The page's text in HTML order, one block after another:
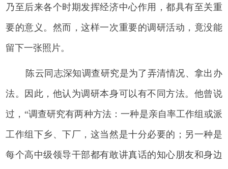
乃至后来各个时期发挥经济中心作用，都具有至关重
要的意义。然而，这样一次重要的调研活动，竟没能
留下一张照片。
陈云同志深知调查研究是为了弄清情况、拿出办
法。因此，他认为调研本身可以有不同方法。他曾说
过，“调查研究有两种方法：一种是亲自率工作组或派
工作组下乡、下厂，这当然是十分必要的；另一种是
每个高中级领导干部都有敢讲真话的知心朋友和身边